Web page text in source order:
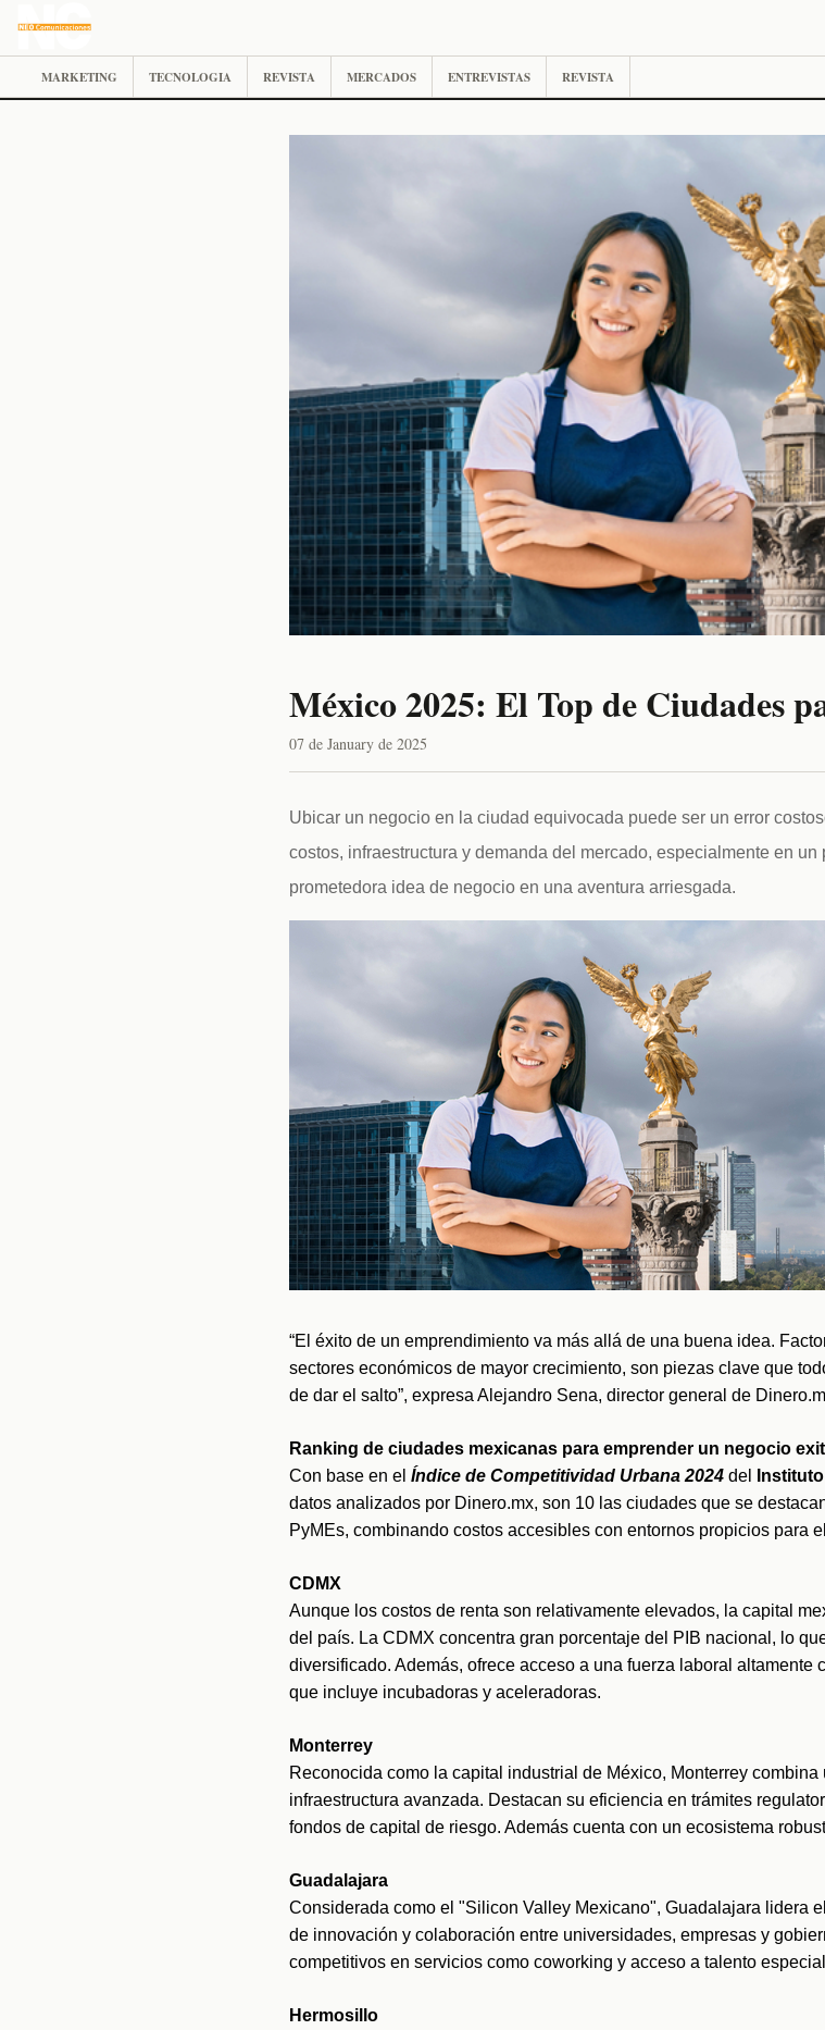
MARKETING TECNOLOGIA REVISTA MERCADOS ENTREVISTAS REVISTA
México 2025: El Top de Ciudades
07 de January de 2025
Ubicar un negocio en la ciudad equivocada puede ser un error
costos, infraestructura y demanda del mercado, especialmente en
prometedora idea de negocio en una aventura arriesgada.
“El éxito de un emprendimiento va más allá de una buena idea.
sectores económicos de mayor crecimiento, son piezas clave que
de dar el salto”, expresa Alejandro Sena, director general de
Ranking de ciudades mexicanas para emprender un negocio
Con base en el Índice de Competitividad Urbana 2024 del
datos analizados por Dinero.mx, son 10 las ciudades que se
PyMEs, combinando costos accesibles con entornos propicios para
CDMX
Aunque los costos de renta son relativamente elevados, la capital
del país. La CDMX concentra gran porcentaje del PIB nacional, lo
diversificado. Además, ofrece acceso a una fuerza laboral altamente
que incluye incubadoras y aceleradoras.
Monterrey
Reconocida como la capital industrial de México, Monterrey
infraestructura avanzada. Destacan su eficiencia en trámites
fondos de capital de riesgo. Además cuenta con un ecosistema
Guadalajara
Considerada como el "Silicon Valley Mexicano", Guadalajara lidera
de innovación y colaboración entre universidades, empresas y
competitivos en servicios como coworking y acceso a talento
Hermosillo